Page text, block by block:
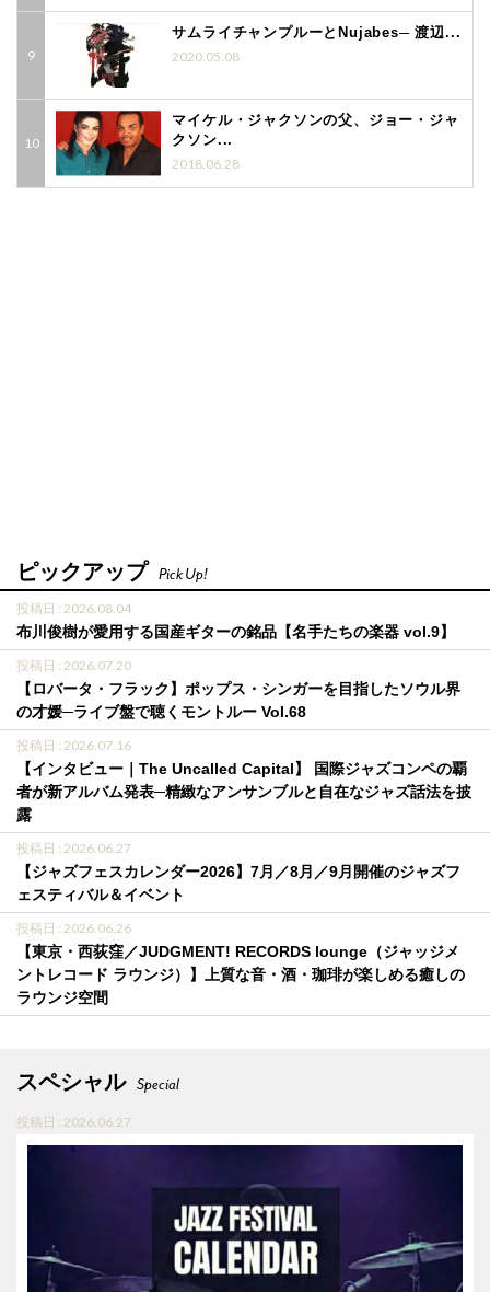
サムライチャンプルーとNujabes─ 渡辺...
2020.05.08
マイケル・ジャクソンの父、ジョー・ジャ
クソン...
2018.06.28
ピックアップ Pick Up!
投稿日 : 2026.08.04
布川俊樹が愛用する国産ギターの銘品【名手たちの楽器 vol.9】
投稿日 : 2026.07.20
【ロバータ・フラック】ポップス・シンガーを目指したソウル界
の才媛─ライブ盤で聴くモントルー Vol.68
投稿日 : 2026.07.16
【インタビュー｜The Uncalled Capital】 国際ジャズコンペの覇
者が新アルバム発表─精緻なアンサンブルと自在なジャズ話法を披
露
投稿日 : 2026.06.27
【ジャズフェスカレンダー2026】7月／8月／9月開催のジャズフ
ェスティバル＆イベント
投稿日 : 2026.06.26
【東京・西荻窪／JUDGMENT! RECORDS lounge（ジャッジメ
ントレコード ラウンジ）】上質な音・酒・珈琲が楽しめる癒しの
ラウンジ空間
スペシャル Special
投稿日 : 2026.06.27